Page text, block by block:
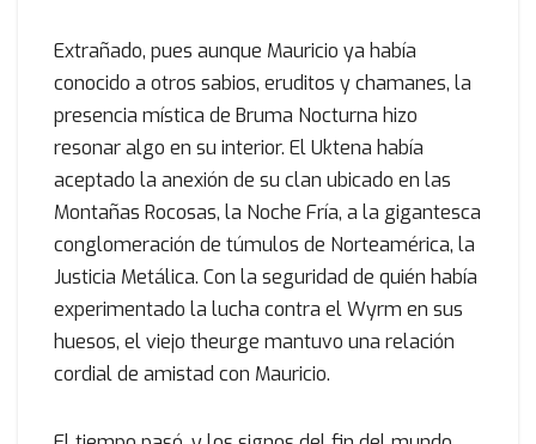
Extrañado, pues aunque Mauricio ya había
conocido a otros sabios, eruditos y chamanes, la
presencia mística de Bruma Nocturna hizo
resonar algo en su interior. El Uktena había
aceptado la anexión de su clan ubicado en las
Montañas Rocosas, la Noche Fría, a la gigantesca
conglomeración de túmulos de Norteamérica, la
Justicia Metálica. Con la seguridad de quién había
experimentado la lucha contra el Wyrm en sus
huesos, el viejo theurge mantuvo una relación
cordial de amistad con Mauricio.